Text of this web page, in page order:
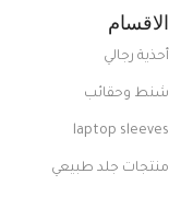
الاقسام
أحذية رجالي
شنط وحقائب
laptop sleeves
منتجات جلد طبيعي